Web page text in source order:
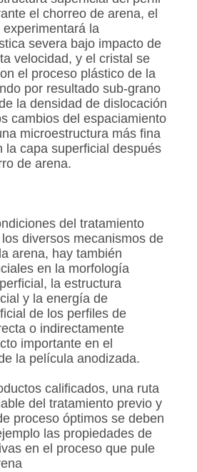
el chorreo de arena, el
la
severa bajo impacto de
velocidad, y el cristal se
el proceso plástico de la
por resultado sub-grano
la densidad de dislocación
cambios del espaciamiento
microestructura más fina
la capa superficial después
de arena.
del tratamiento
diversos mecanismos de
arena, hay también
en la morfología
la estructura
y la energía de
de los perfiles de
o indirectamente
importante en el
la película anodizada.
calificados, una ruta
del tratamiento previo y
proceso óptimos se deben
las propiedades de
en el proceso que pule